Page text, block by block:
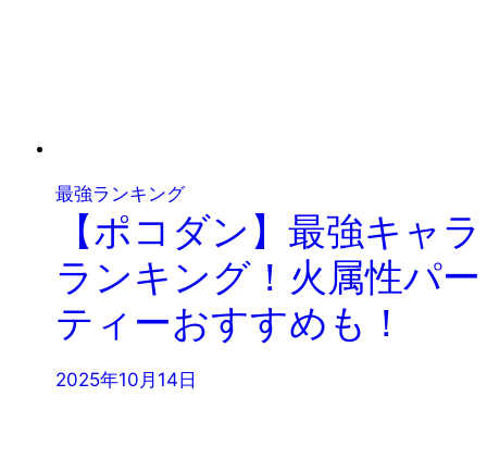
最強ランキング
【ポコダン】最強キャラ
ランキング！火属性パー
ティーおすすめも！
2025年10月14日